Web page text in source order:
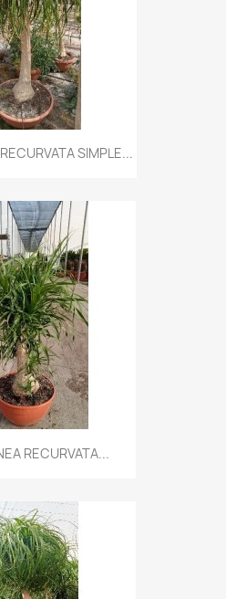
SIMPLE...
RECURVATA...